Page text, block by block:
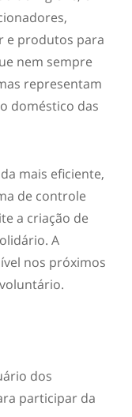
e produtos para
nem sempre
representam
doméstico das
mais eficiente,
de controle
a criação de
A
nos próximos
dos
participar da